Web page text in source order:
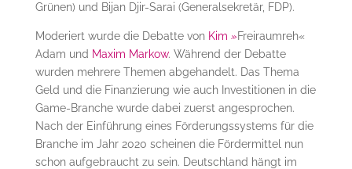
Grünen) und Bijan Djir-Sarai (Generalsekretär, FDP).
Moderiert wurde die Debatte von Kim »Freiraumreh«
Adam und Maxim Markow. Während der Debatte
wurden mehrere Themen abgehandelt. Das Thema
Geld und die Finanzierung wie auch Investitionen in die
Game-Branche wurde dabei zuerst angesprochen.
Nach der Einführung eines Förderungssystems für die
Branche im Jahr 2020 scheinen die Fördermittel nun
schon aufgebraucht zu sein. Deutschland hängt im